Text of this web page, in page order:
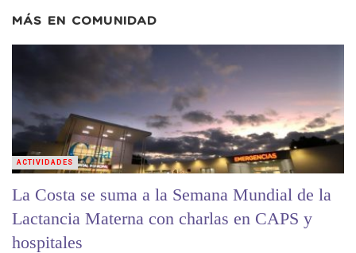
MÁS EN COMUNIDAD
La Costa se suma a la Semana Mundial de la
Lactancia Materna con charlas en CAPS y
hospitales
ACTIVIDADES